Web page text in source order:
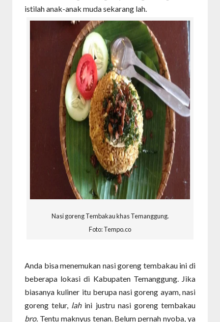
istilah anak-anak muda sekarang lah.
Nasi goreng Tembakau khas Temanggung.
Foto: Tempo.co
Anda bisa menemukan nasi goreng tembakau ini di
beberapa lokasi di Kabupaten Temanggung. Jika
biasanya kuliner itu berupa nasi goreng ayam, nasi
goreng telur, lahini justru nasi goreng tembakau
bro. Tentu maknyus tenan. Belum pernah nyoba, ya